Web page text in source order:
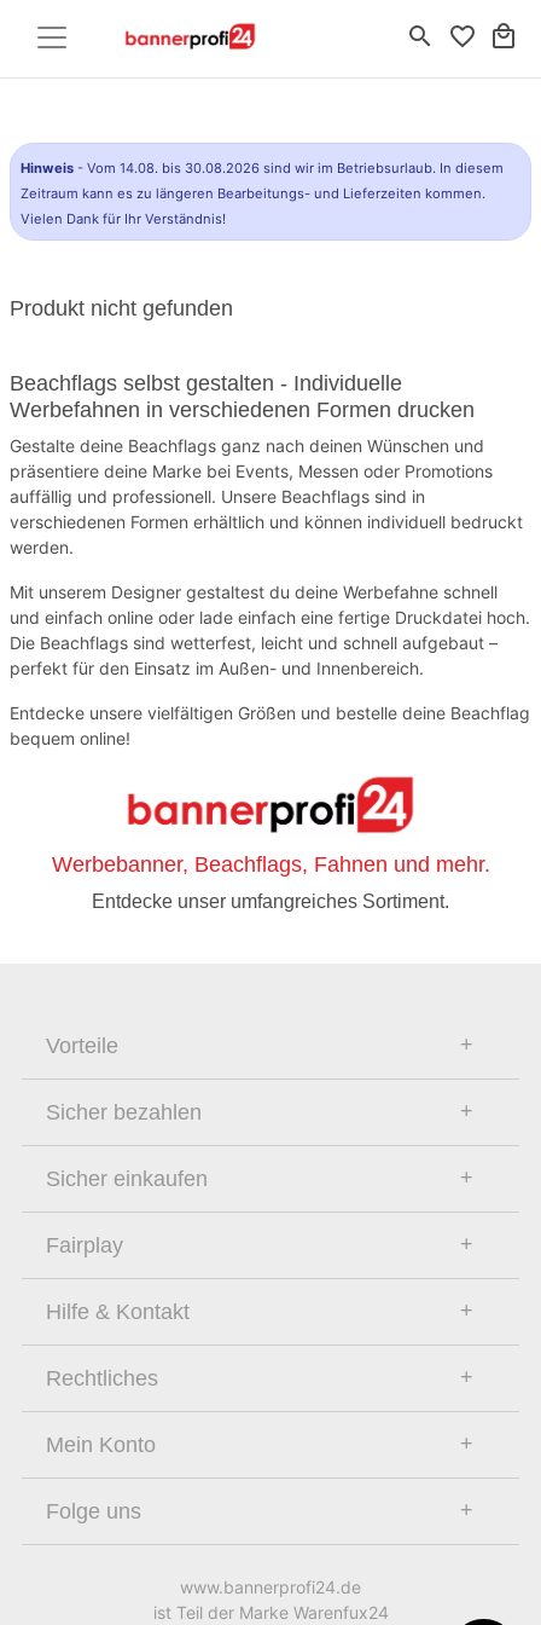
search favorite_border local_mall
Hinweis - Vom 14.08. bis 30.08.2026 sind wir im Betriebsurlaub. In diesem
Zeitraum kann es zu längeren Bearbeitungs- und Lieferzeiten kommen.
Vielen Dank für Ihr Verständnis!
Produkt nicht gefunden
Beachflags selbst gestalten - Individuelle
Werbefahnen in verschiedenen Formen drucken
Gestalte deine Beachflags ganz nach deinen Wünschen und
präsentiere deine Marke bei Events, Messen oder Promotions
auffällig und professionell. Unsere Beachflags sind in
verschiedenen Formen erhältlich und können individuell bedruckt
werden.
Mit unserem Designer gestaltest du deine Werbefahne schnell
und einfach online oder lade einfach eine fertige Druckdatei hoch.
Die Beachflags sind wetterfest, leicht und schnell aufgebaut –
perfekt für den Einsatz im Außen- und Innenbereich.
Entdecke unsere vielfältigen Größen und bestelle deine Beachflag
bequem online!
Werbebanner, Beachflags, Fahnen und mehr.
Entdecke unser umfangreiches Sortiment.
Vorteile
Sicher bezahlen
Sicher einkaufen
Fairplay
Hilfe & Kontakt
Rechtliches
Mein Konto
Folge uns
www.bannerprofi24.de
ist Teil der Marke Warenfux24